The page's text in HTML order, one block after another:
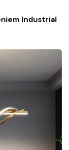
Industrial